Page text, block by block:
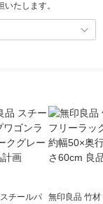
たします。
チールパ
無印良品 竹材